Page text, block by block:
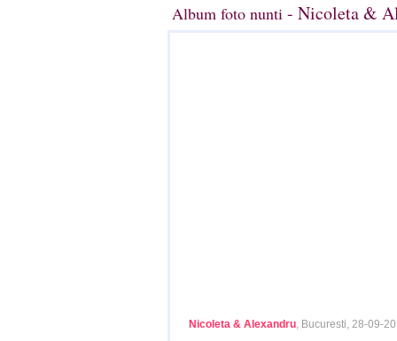
Album foto nunti - Nicoleta &
Nicoleta & Alexandru, Bucuresti, 28-09-